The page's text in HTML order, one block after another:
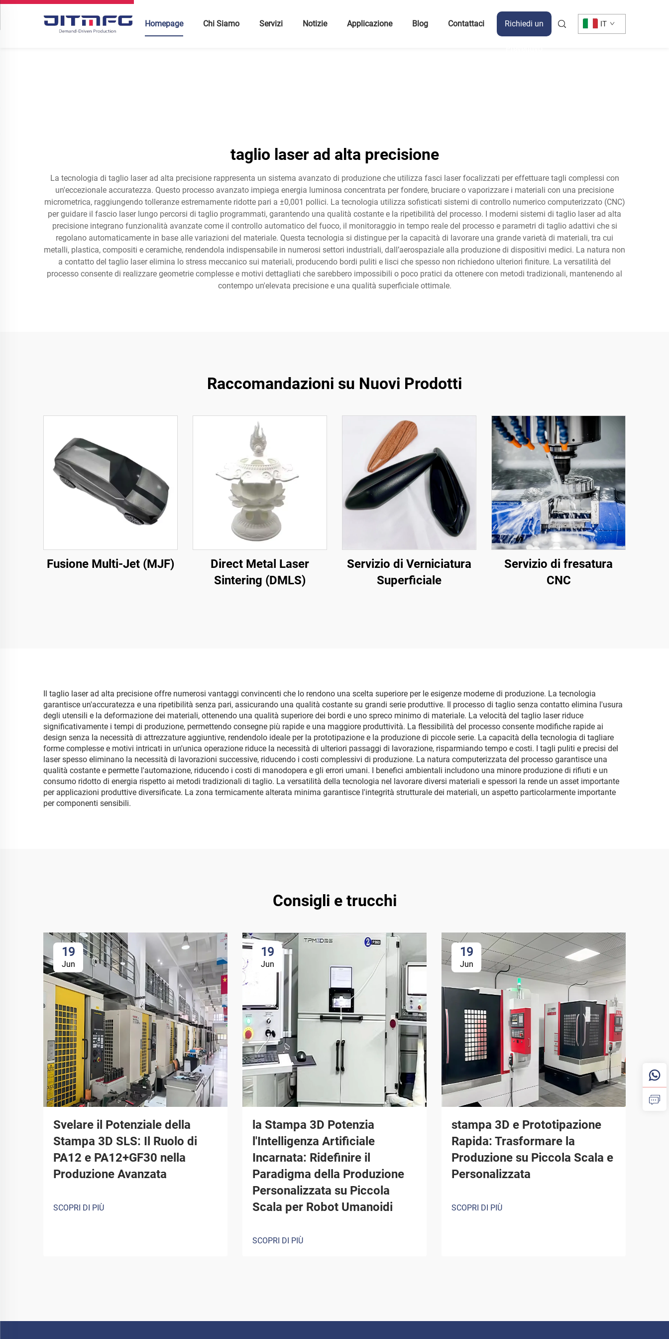
Homepage Chi Siamo Servizi Notizie Applicazione Blog Contattaci Richiedi un IT
taglio laser ad alta precisione
La tecnologia di taglio laser ad alta precisione rappresenta un sistema avanzato di produzione che utilizza fasci laser focalizzati per effettuare tagli complessi con
un'eccezionale accuratezza. Questo processo avanzato impiega energia luminosa concentrata per fondere, bruciare o vaporizzare i materiali con una precisione
micrometrica, raggiungendo tolleranze estremamente ridotte pari a ±0,001 pollici. La tecnologia utilizza sofisticati sistemi di controllo numerico computerizzato (CNC)
per guidare il fascio laser lungo percorsi di taglio programmati, garantendo una qualità costante e la ripetibilità del processo. I moderni sistemi di taglio laser ad alta
precisione integrano funzionalità avanzate come il controllo automatico del fuoco, il monitoraggio in tempo reale del processo e parametri di taglio adattivi che si
regolano automaticamente in base alle variazioni del materiale. Questa tecnologia si distingue per la capacità di lavorare una grande varietà di materiali, tra cui
metalli, plastica, compositi e ceramiche, rendendola indispensabile in numerosi settori industriali, dall’aerospaziale alla produzione di dispositivi medici. La natura non
a contatto del taglio laser elimina lo stress meccanico sui materiali, producendo bordi puliti e lisci che spesso non richiedono ulteriori finiture. La versatilità del
processo consente di realizzare geometrie complesse e motivi dettagliati che sarebbero impossibili o poco pratici da ottenere con metodi tradizionali, mantenendo al
contempo un'elevata precisione e una qualità superficiale ottimale.
Raccomandazioni su Nuovi Prodotti
Fusione Multi-Jet (MJF)
Direct Metal Laser
Sintering (DMLS)
Servizio di Verniciatura
Superficiale
Servizio di fresatura
CNC
Il taglio laser ad alta precisione offre numerosi vantaggi convincenti che lo rendono una scelta superiore per le esigenze moderne di produzione. La tecnologia
garantisce un'accuratezza e una ripetibilità senza pari, assicurando una qualità costante su grandi serie produttive. Il processo di taglio senza contatto elimina l'usura
degli utensili e la deformazione dei materiali, ottenendo una qualità superiore dei bordi e uno spreco minimo di materiale. La velocità del taglio laser riduce
significativamente i tempi di produzione, permettendo consegne più rapide e una maggiore produttività. La flessibilità del processo consente modifiche rapide ai
design senza la necessità di attrezzature aggiuntive, rendendolo ideale per la prototipazione e la produzione di piccole serie. La capacità della tecnologia di tagliare
forme complesse e motivi intricati in un'unica operazione riduce la necessità di ulteriori passaggi di lavorazione, risparmiando tempo e costi. I tagli puliti e precisi del
laser spesso eliminano la necessità di lavorazioni successive, riducendo i costi complessivi di produzione. La natura computerizzata del processo garantisce una
qualità costante e permette l'automazione, riducendo i costi di manodopera e gli errori umani. I benefici ambientali includono una minore produzione di rifiuti e un
consumo ridotto di energia rispetto ai metodi tradizionali di taglio. La versatilità della tecnologia nel lavorare diversi materiali e spessori la rende un asset importante
per applicazioni produttive diversificate. La zona termicamente alterata minima garantisce l'integrità strutturale dei materiali, un aspetto particolarmente importante
per componenti sensibili.
Consigli e trucchi
19
Jun
Svelare il Potenziale della
Stampa 3D SLS: Il Ruolo di
PA12 e PA12+GF30 nella
Produzione Avanzata
SCOPRI DI PIÙ
19
Jun
la Stampa 3D Potenzia
l'Intelligenza Artificiale
Incarnata: Ridefinire il
Paradigma della Produzione
Personalizzata su Piccola
Scala per Robot Umanoidi
SCOPRI DI PIÙ
19
Jun
stampa 3D e Prototipazione
Rapida: Trasformare la
Produzione su Piccola Scala e
Personalizzata
SCOPRI DI PIÙ